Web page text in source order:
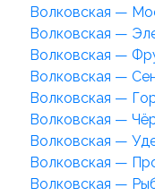
Волковская —
Волковская —
Волковская —
Волковская —
Волковская —
Волковская —
Волковская —
Волковская —
Волковская —